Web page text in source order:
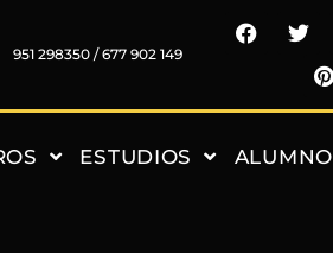
951 298350 / 677 902 149
ESTUDIOS ALUMNO